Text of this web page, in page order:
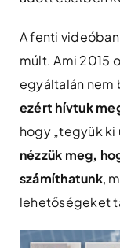
A fenti
múlt. Ami 2015
egyáltalán nem
ezért hívtuk
hogy „tegyük ki
nézzük meg,
számíthatunk,
lehetőségeket